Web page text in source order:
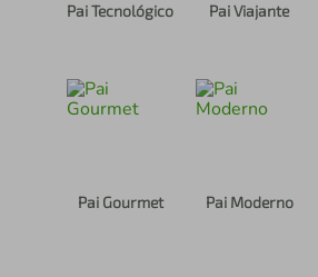
Pai Tecnológico Pai Viajante
Pai Gourmet Pai Moderno